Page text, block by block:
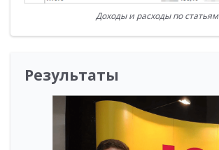
Доходы и расходы по статьям
Результаты